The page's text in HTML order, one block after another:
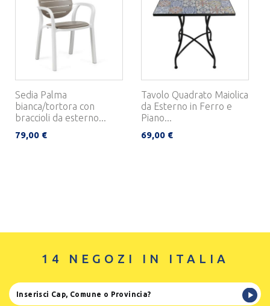
Sedia Palma
bianca/tortora con
braccioli da esterno...
79,00 €
Tavolo Quadrato Maiolica
da Esterno in Ferro e
Piano...
69,00 €
14 NEGOZI IN ITALIA